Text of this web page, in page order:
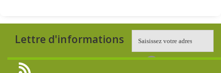
Lettre d'informations